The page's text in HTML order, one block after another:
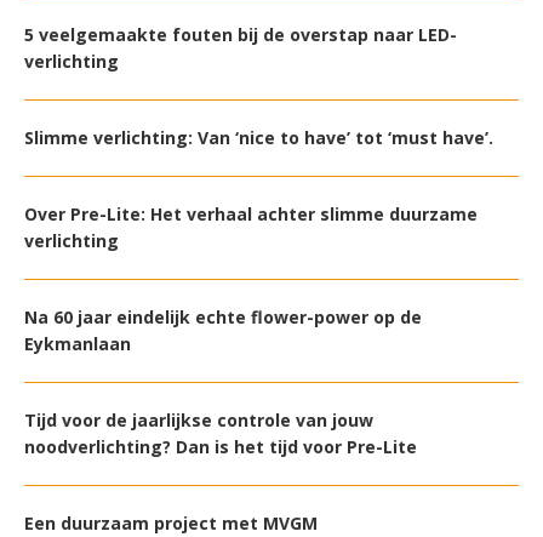
5 veelgemaakte fouten bij de overstap naar LED-
verlichting
Slimme verlichting: Van ‘nice to have’ tot ‘must have’.
Over Pre-Lite: Het verhaal achter slimme duurzame
verlichting
Na 60 jaar eindelijk echte flower-power op de
Eykmanlaan
Tijd voor de jaarlijkse controle van jouw
noodverlichting? Dan is het tijd voor Pre-Lite
Een duurzaam project met MVGM